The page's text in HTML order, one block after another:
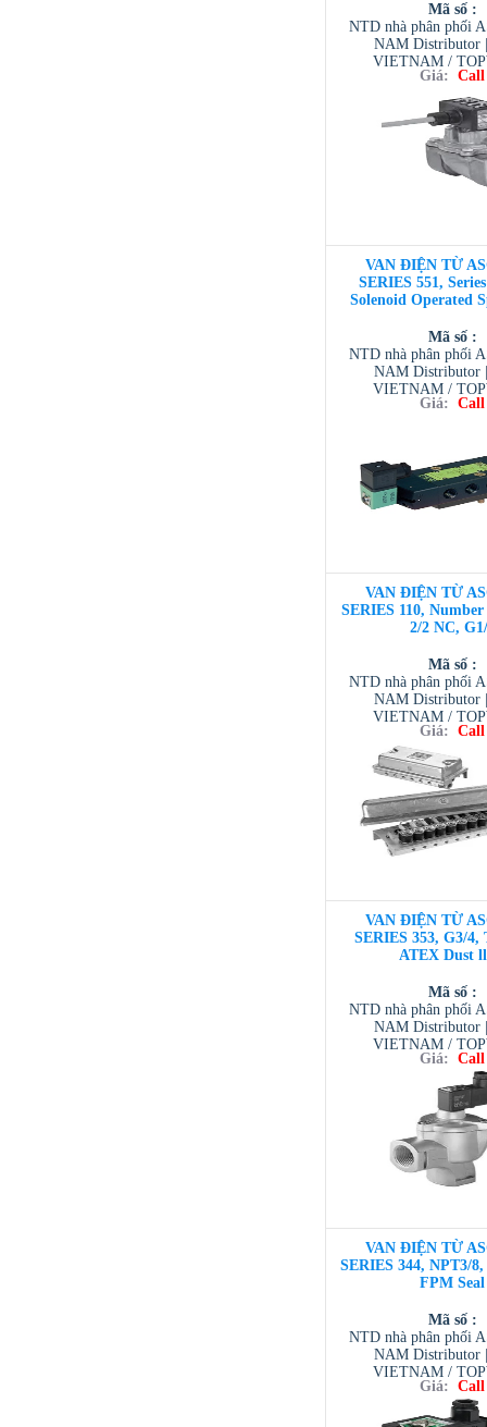
Mã số :
NTD nhà phân phối
NAM Distributor
VIETNAM /
VIETNAM /
/ TESCOM
Giá: Call
VAN ĐIỆN TỪ
SERIES 551,
Solenoid Operated
Mã số :
NTD nhà phân phối
NAM Distributor
VIETNAM /
VIETNAM /Giá: Call
VAN ĐIỆN TỪ
SERIES 110,
2/2 NC,
Mã số :
NTD nhà phân phối
NAM Distributor
VIETNAM /
VIETNAM /
/ TESCOM
Giá: Call
VAN ĐIỆN TỪ
SERIES 353, G3/4,
ATEX Dust
Mã số :
NTD nhà phân phối
NAM Distributor
VIETNAM /
VIETNAM /
/ TESCOM
Giá: Call
VAN ĐIỆN TỪ
SERIES 344, NPT3/8,
FPM Seal
Mã số :
NTD nhà phân phối
NAM Distributor
VIETNAM /
VIETNAM /
/ TESCOM
Giá: Call